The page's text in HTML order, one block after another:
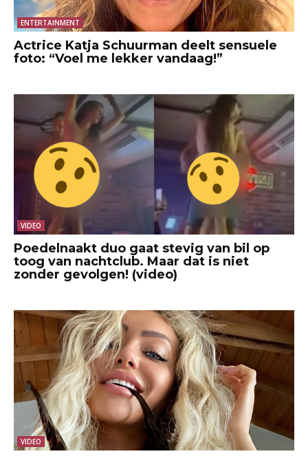
ENTERTAINMENT
Actrice Katja Schuurman deelt sensuele
foto: “Voel me lekker vandaag!”
VIDEO
Poedelnaakt duo gaat stevig van bil op
toog van nachtclub. Maar dat is niet
zonder gevolgen! (video)
VIDEO